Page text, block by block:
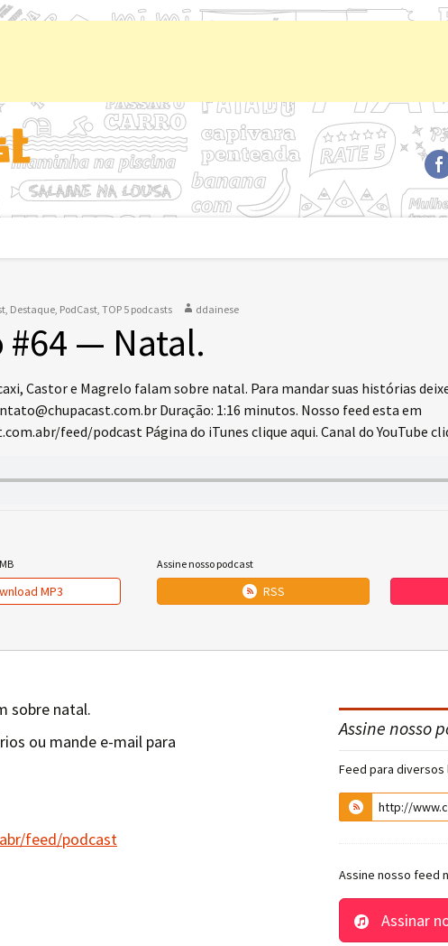
, Destaque, PodCast, TOP 5 podcasts ddainese
#64 — Natal.
Castor e Magrelo falam sobre natal. Para mandar suas histórias
Duração: 1:16 minutos. Nosso feed esta em
feed/podcast Página do iTunes clique aqui. Canal do YouTube
MP3
Assine nosso podcast
RSS
sobre natal.
ou mande e-mail para
feed/podcast
Assine nosso
Feed para
Assine nosso feed
Assinar